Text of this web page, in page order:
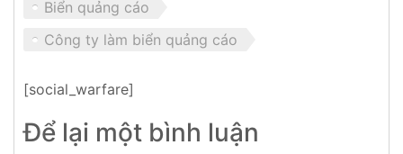
Biển quảng cáo
Công ty làm biển quảng cáo
[social_warfare]
Để lại một bình luận